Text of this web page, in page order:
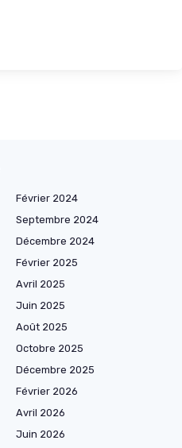
Février 2024
Septembre 2024
Décembre 2024
Février 2025
Avril 2025
Juin 2025
Août 2025
Octobre 2025
Décembre 2025
Février 2026
Avril 2026
Juin 2026